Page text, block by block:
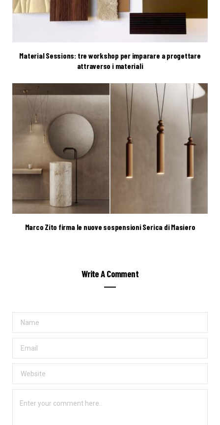
Material Sessions: tre workshop per imparare a progettare
attraverso i materiali
Marco Zito firma le nuove sospensioni Serica di Masiero
Write A Comment